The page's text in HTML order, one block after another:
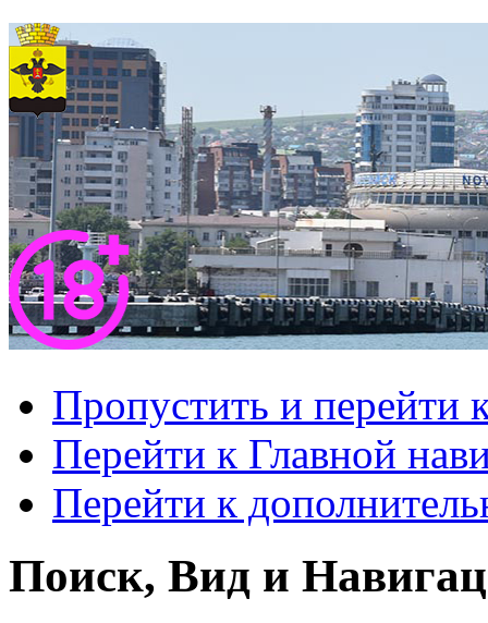
Пропустить и перейти
Перейти к Главной
Перейти к
Поиск, Вид и